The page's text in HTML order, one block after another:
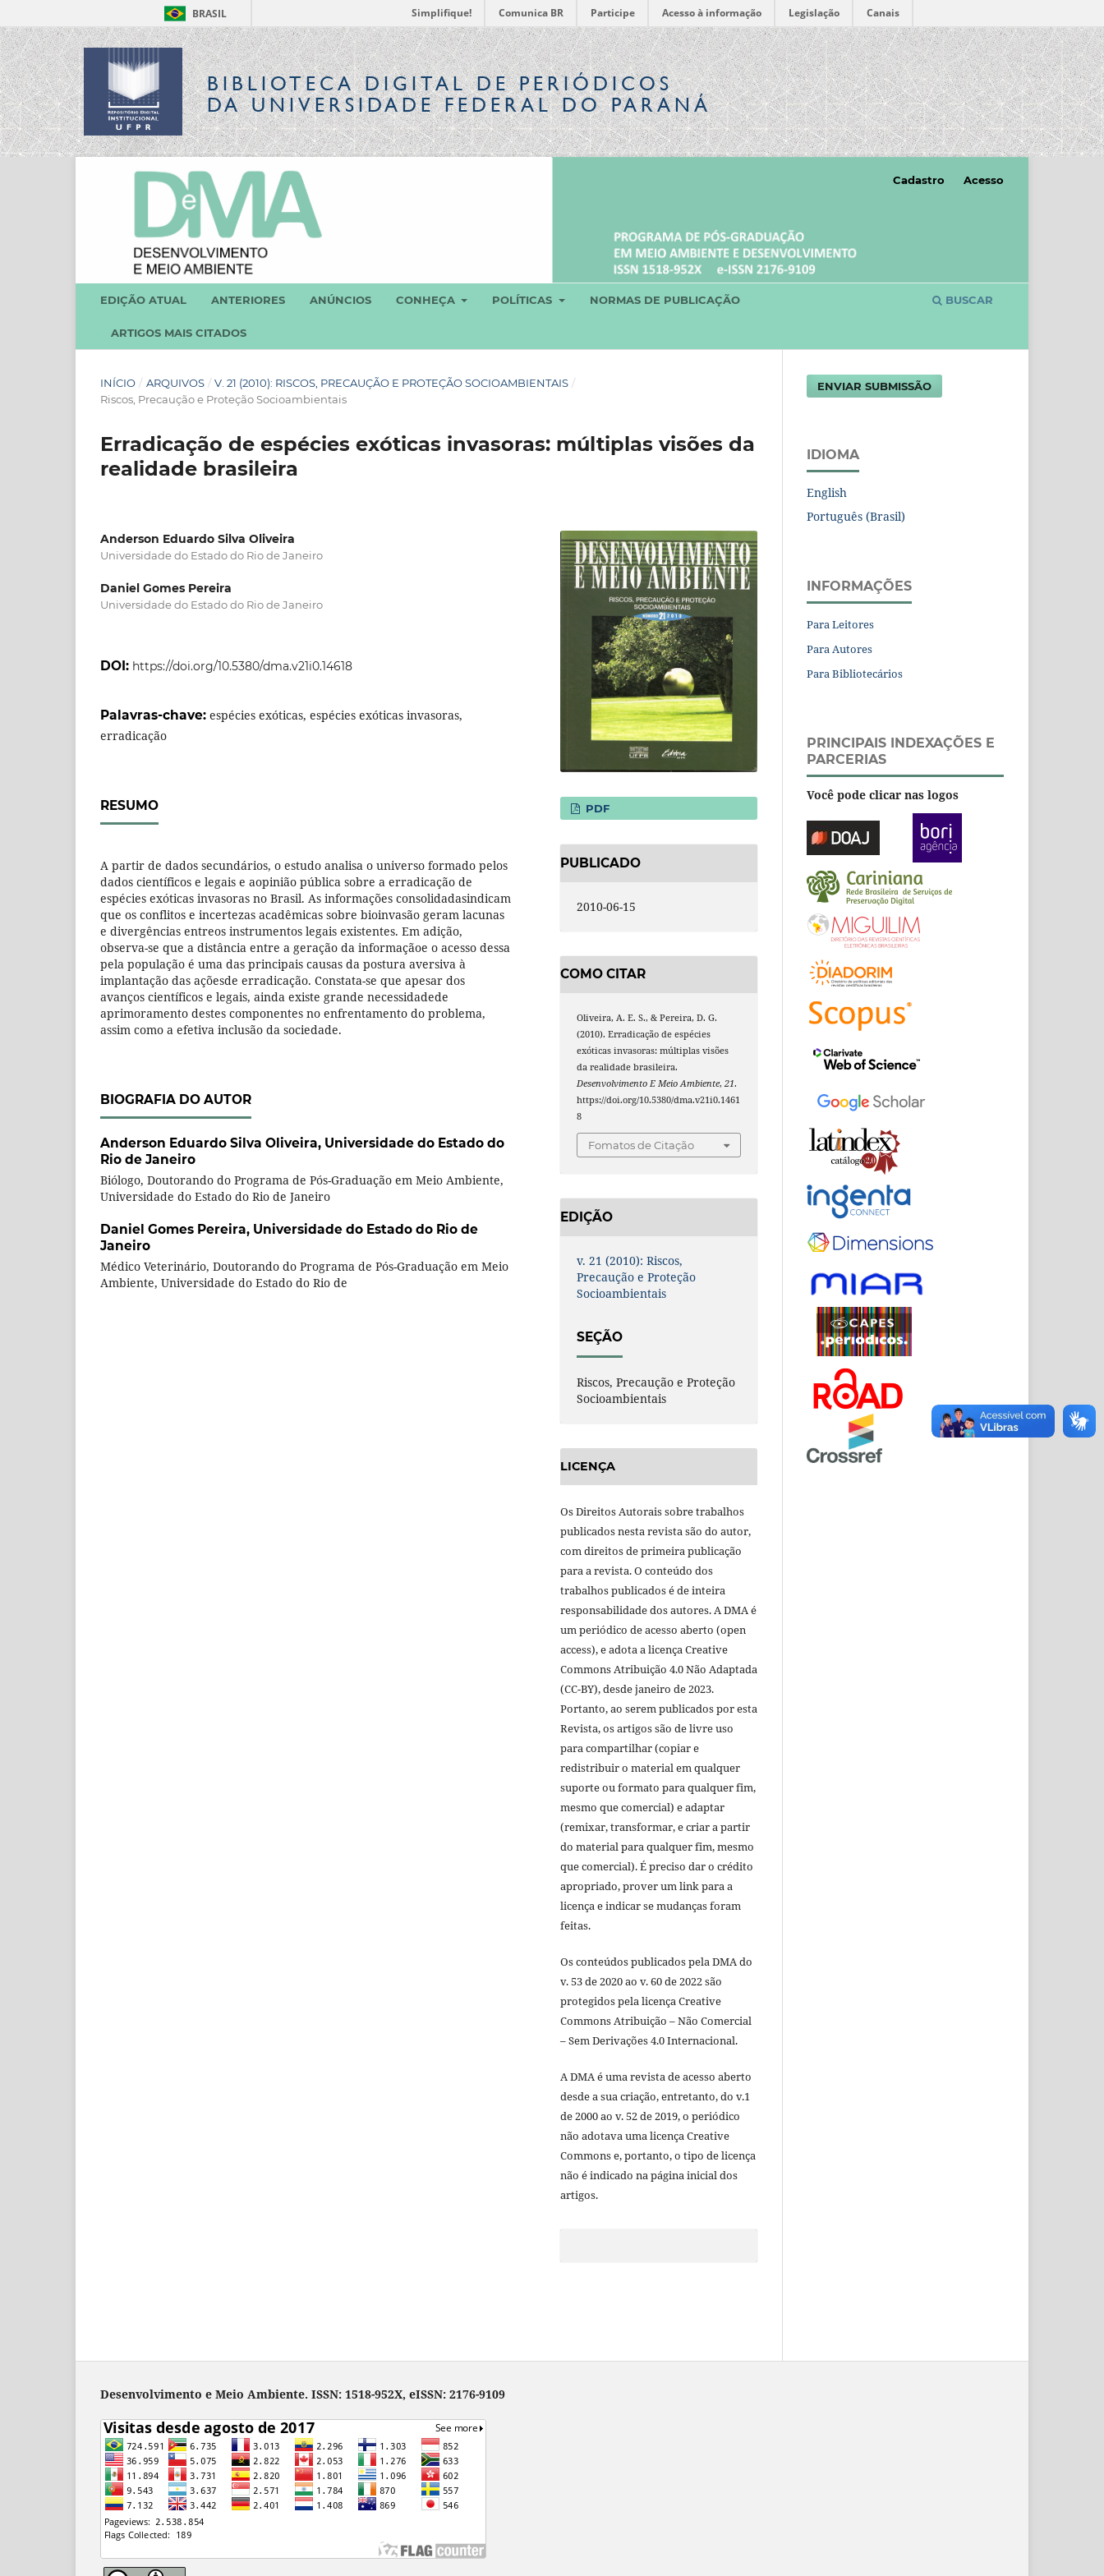
BRASIL Simplifique! Comunica BR Participe Acesso à informação Legislação Canais
BIBLIOTECA DIGITALDE PERIÓDICOS
DA UNIVERSIDADE FEDERAL DO PARANÁ
EDIÇÃO ATUAL ANTERIORES ANÚNCIOS CONHEÇA POLÍTICAS NORMAS DE PUBLICAÇÃO
ARTIGOS MAIS CITADOS
BUSCAR
Cadastro Acesso
INÍCIO / ARQUIVOS / V. 21 (2010): RISCOS, PRECAUÇÃO E PROTEÇÃO SOCIOAMBIENTAIS /
Riscos, Precaução e Proteção Socioambientais
Erradicação de espécies exóticas invasoras: múltiplas visões da
realidade brasileira
Anderson Eduardo Silva Oliveira
Universidade do Estado do Rio de Janeiro
Daniel Gomes Pereira
Universidade do Estado do Rio de Janeiro
DOI: https://doi.org/10.5380/dma.v21i0.14618
Palavras-chave: espécies exóticas, espécies exóticas invasoras,
erradicação
RESUMO
A partir de dados secundários, o estudo analisa o universo formado pelos
dados científicos e legais e aopinião pública sobre a erradicação de
espécies exóticas invasoras no Brasil. As informações consolidadasindicam
que os conflitos e incertezas acadêmicas sobre bioinvasão geram lacunas
e divergências entreos instrumentos legais existentes. Em adição,
observa-se que a distância entre a geração da informaçãoe o acesso dessa
pela população é uma das principais causas da postura aversiva à
implantação das açõesde erradicação. Constata-se que apesar dos
avanços científicos e legais, ainda existe grande necessidadede
aprimoramento destes componentes no enfrentamento do problema,
assim como a efetiva inclusão da sociedade.
BIOGRAFIA DO AUTOR
Anderson Eduardo Silva Oliveira, Universidade do Estado do
Rio de Janeiro
Biólogo, Doutorando do Programa de Pós-Graduação em Meio Ambiente,
Universidade do Estado do Rio de Janeiro
Daniel Gomes Pereira, Universidade do Estado do Rio de
Janeiro
Médico Veterinário, Doutorando do Programa de Pós-Graduação em Meio
Ambiente, Universidade do Estado do Rio de
PDF
PUBLICADO
2010-06-15
COMO CITAR
Oliveira, A. E. S., & Pereira, D. G.
(2010). Erradicação de espécies
exóticas invasoras: múltiplas visões
da realidade brasileira.
Desenvolvimento E Meio Ambiente,21.
https://doi.org/10.5380/dma.v21i0.1461
8
Fomatos de Citação
EDIÇÃO
v. 21 (2010): Riscos,
Precaução e Proteção
Socioambientais
SEÇÃO
Riscos, Precaução e Proteção
Socioambientais
LICENÇA
Os Direitos Autorais sobre trabalhos
publicados nesta revista são do autor,
com direitos de primeira publicação
para a revista. O conteúdo dos
trabalhos publicados é de inteira
responsabilidade dos autores. A DMA é
um periódico de acesso aberto (open
access), e adota a licença Creative
Commons Atribuição 4.0 Não Adaptada
(CC-BY), desde janeiro de 2023.
Portanto, ao serem publicados por esta
Revista, os artigos são de livre uso
para compartilhar (copiar e
redistribuir o material em qualquer
suporte ou formato para qualquer fim,
mesmo que comercial) e adaptar
(remixar, transformar, e criar a partir
do material para qualquer fim, mesmo
que comercial). É preciso dar o crédito
apropriado, prover um link para a
licença e indicar se mudanças foram
feitas.
Os conteúdos publicados pela DMA do
v. 53 de 2020 ao v. 60 de 2022 são
protegidos pela licença Creative
Commons Atribuição – Não Comercial
– Sem Derivações 4.0 Internacional.
A DMA é uma revista de acesso aberto
desde a sua criação, entretanto, do v.1
de 2000 ao v. 52 de 2019, o periódico
não adotava uma licença Creative
Commons e, portanto, o tipo de licença
não é indicado na página inicial dos
artigos.
ENVIAR SUBMISSÃO
IDIOMA
English
Português (Brasil)
INFORMAÇÕES
Para Leitores
Para Autores
Para Bibliotecários
PRINCIPAIS INDEXAÇÕES E
PARCERIAS
Você pode clicar nas logos
Desenvolvimento e Meio Ambiente. ISSN: 1518-952X, eISSN: 2176-9109